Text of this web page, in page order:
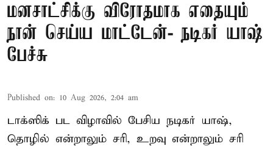
மனசாட்சிக்கு விரோதமாக எதையும்
நான் செய்ய மாட்டேன்- நடிகர் யாஷ்
பேச்சு
Published on: 10 Aug 2026, 2:04 am
டாக்ஸிக் பட விழாவில் பேசிய நடிகர் யாஷ்,
தொழில் என்றாலும் சரி, உறவு என்றாலும் சரி